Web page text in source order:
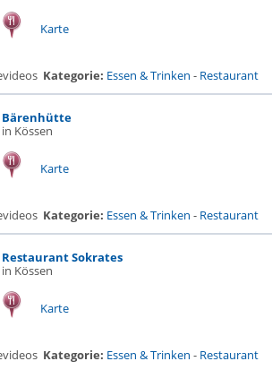
Karte
Kategorie: Essen & Trinken - Restaurant
Bärenhütte
in Kössen
Karte
Kategorie: Essen & Trinken - Restaurant
Restaurant Sokrates
in Kössen
Karte
Kategorie: Essen & Trinken - Restaurant